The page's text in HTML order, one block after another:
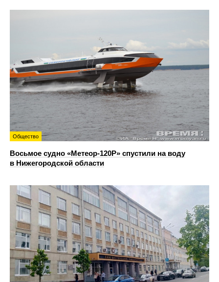
Общество
Восьмое судно «Метеор-120Р» спустили на воду
в Нижегородской области